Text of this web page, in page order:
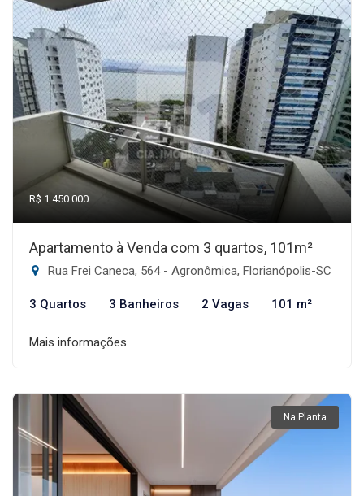
R$ 1.450.000
Apartamento à Venda com 3 quartos, 101m²
Rua Frei Caneca, 564 - Agronômica, Florianópolis-SC
3 Quartos 3 Banheiros 2 Vagas 101 m²
Mais informações
Na Planta